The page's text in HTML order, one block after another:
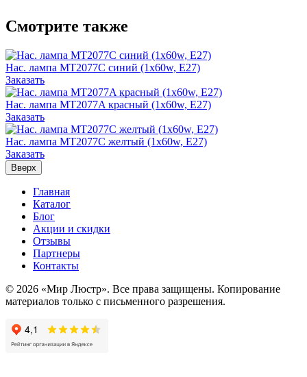
Смотрите также
Нас. лампа MT2077С синий (1x60w, Е27)
Заказать
Нас. лампа MT2077A красный (1x60w, Е27)
Заказать
Нас. лампа MT2077С желтый (1x60w, Е27)
Заказать
Вверх
Главная
Каталог
Блог
Акции и скидки
Отзывы
Партнеры
Контакты
© 2026 «Мир Люстр». Все права защищены. Копирование
материалов только с письменного разрешения.